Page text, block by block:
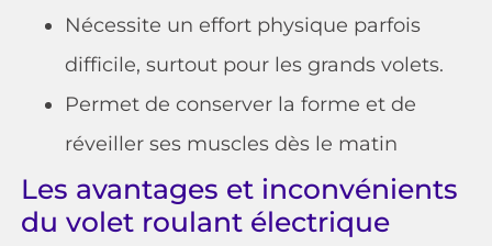
Nécessite un effort physique parfois
difficile, surtout pour les grands volets.
Permet de conserver la forme et de
réveiller ses muscles dès le matin
Les avantages et inconvénients
du volet roulant électrique